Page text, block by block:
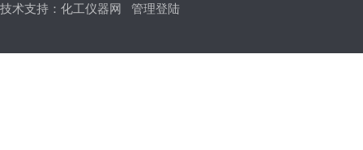
技术支持： 化工仪器网 管理登陆